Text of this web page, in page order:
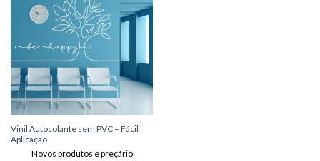
Adicionar
aos meus
desejos
Vinil Autocolante sem PVC – Fácil
Aplicação
Novos produtos e preçário